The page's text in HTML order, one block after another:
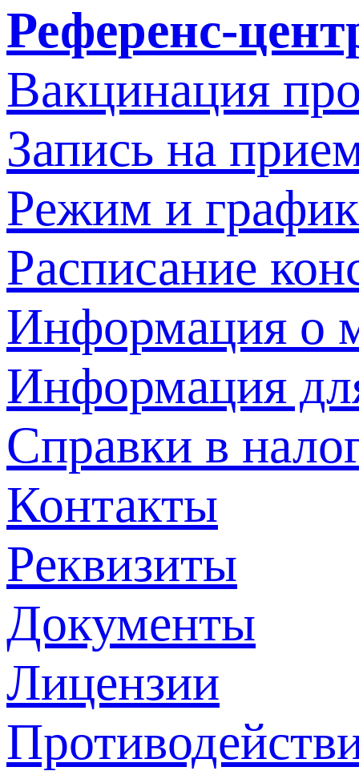
Референс-
Вакцинация
Запись на
Режим и
Расписание
Информация о
Информация
Справки в
Контакты
Реквизиты
Документы
Лицензии